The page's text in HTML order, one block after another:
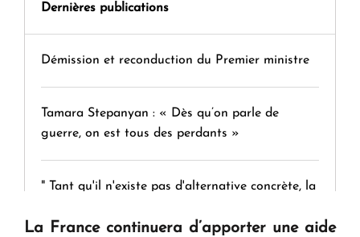
Dernières publications
Démission et reconduction du Premier ministre
Tamara Stepanyan : « Dès qu’on parle de
guerre, on est tous des perdants »
" Tant qu'il n'existe pas d'alternative concrète, la
La France continuera d’apporter une aide